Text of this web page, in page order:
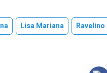
Lisa Mariana Ravelino